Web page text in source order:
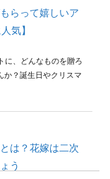
らって嬉しいア
気】
に、どんなものを贈ろ
か？誕生日やクリスマ
は？花嫁は二次
う